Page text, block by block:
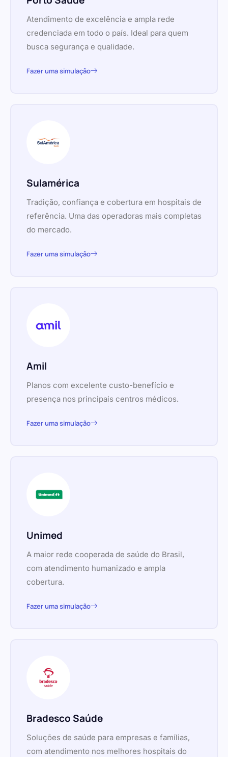
Atendimento de excelência e ampla rede
credenciada em todo o país. Ideal para quem
busca segurança e qualidade.
Fazer uma simulação
Sulamérica
Tradição, confiança e cobertura em hospitais de
referência. Uma das operadoras mais completas
do mercado.
Fazer uma simulação
Amil
Planos com excelente custo-benefício e
presença nos principais centros médicos.
Fazer uma simulação
Unimed
A maior rede cooperada de saúde do Brasil,
com atendimento humanizado e ampla
cobertura.
Fazer uma simulação
Bradesco Saúde
Soluções de saúde para empresas e famílias,
com atendimento nos melhores hospitais do